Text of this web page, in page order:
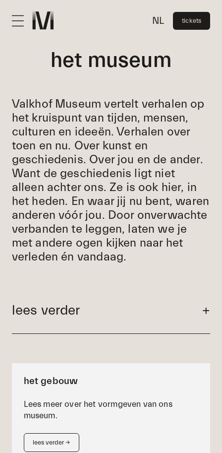
NL tickets
bezoek
verdieping
onderwijs
het museum
nieuws
organisatie
contact
het museum
Valkhof Museum vertelt verhalen op
het kruispunt van tijden, mensen,
culturen en ideeën. Verhalen over
toen en nu. Over kunst en
geschiedenis. Over jou en de ander.
Want de geschiedenis ligt niet
alleen achter ons. Ze is ook hier, in
het heden. En waar jij nu bent, waren
anderen vóór jou. Door onverwachte
verbanden te leggen, laten we je
met andere ogen kijken naar het
verleden én vandaag.
lees verder +
het gebouw
Lees meer over het vormgeven van ons
museum.
lees verder →